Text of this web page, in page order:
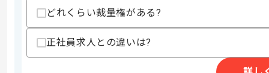
エージェントからのコ
メント
今回はC#を用いてガス会社向け販売管
どれくらい裁量権がある?
正社員求人との違いは?